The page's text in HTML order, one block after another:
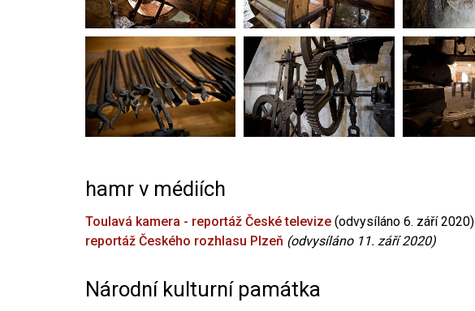
hamr v médiích
Toulavá kamera - reportáž České televize (odvysíláno 6. září 2020)
reportáž Českého rozhlasu Plzeň (odvysíláno 11. září 2020)
Národní kulturní památka